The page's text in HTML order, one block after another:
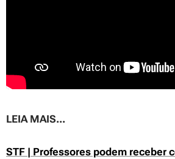
LEIA MAIS...
STF | Professores podem receber